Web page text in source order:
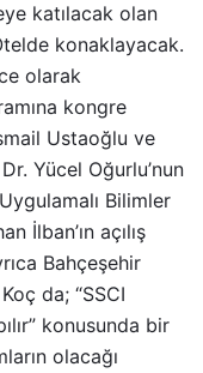
katılacak olan
konaklayacak.
olarak
kongre
Ustaoğlu ve
Yücel Oğurlu’nun
Bilimler
İlban’ın açılış
Bahçeşehir
da; “SSCI
konusunda bir
olacağı